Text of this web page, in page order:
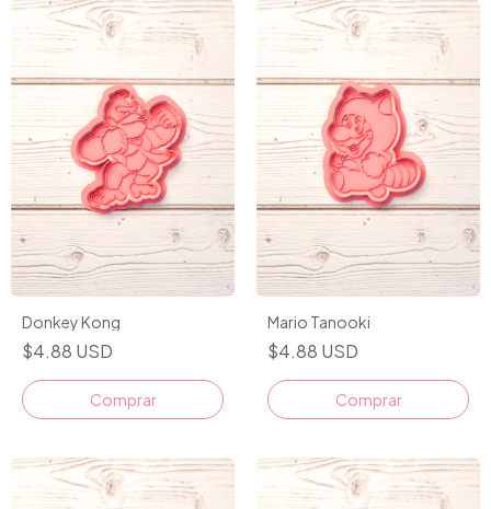
Donkey Kong
$4.88 USD
Comprar
Mario Tanooki
$4.88 USD
Comprar